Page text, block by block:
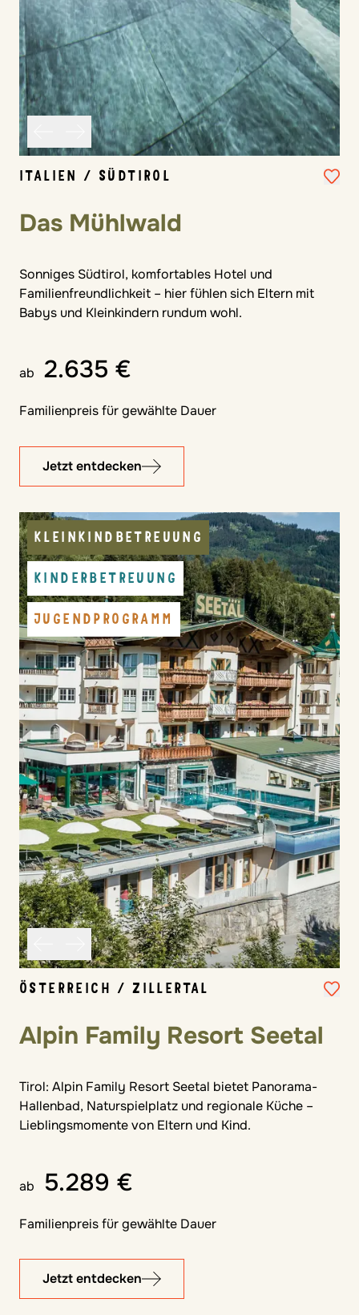
ITALIEN / SÜDTIROL
Das Mühlwald
Sonniges Südtirol, komfortables Hotel und
Familienfreundlichkeit – hier fühlen sich Eltern mit
Babys und Kleinkindern rundum wohl.
ab 2.635 €
Familienpreis für gewählte Dauer
Jetzt entdecken
KLEINKINDBETREUUNG
KINDERBETREUUNG
JUGENDPROGRAMM
ÖSTERREICH / ZILLERTAL
Alpin Family Resort Seetal
Tirol: Alpin Family Resort Seetal bietet Panorama-
Hallenbad, Naturspielplatz und regionale Küche –
Lieblingsmomente von Eltern und Kind.
ab 5.289 €
Familienpreis für gewählte Dauer
Jetzt entdecken